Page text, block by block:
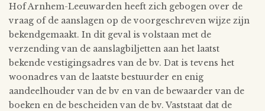
Hof Arnhem-Leeuwarden heeft zich gebogen over de
vraag of de aanslagen op de voorgeschreven wijze zijn
bekendgemaakt. In dit geval is volstaan met de
verzending van de aanslagbiljetten aan het laatst
bekende vestigingsadres van de bv. Dat is tevens het
woonadres van de laatste bestuurder en enig
aandeelhouder van de bv en van de bewaarder van de
boeken en de bescheiden van de bv. Vaststaat dat de